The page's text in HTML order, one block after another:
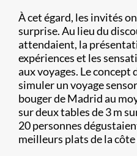
À cet égard, les invités
surprise. Au lieu du
attendaient, la
expériences et les
aux voyages. Le concept
simuler un voyage
bouger de Madrid au
sur deux tables de 3 m
20 personnes
meilleurs plats de la